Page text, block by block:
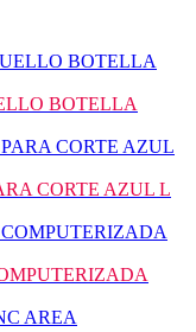
BOTELLA
CORTE AZUL L